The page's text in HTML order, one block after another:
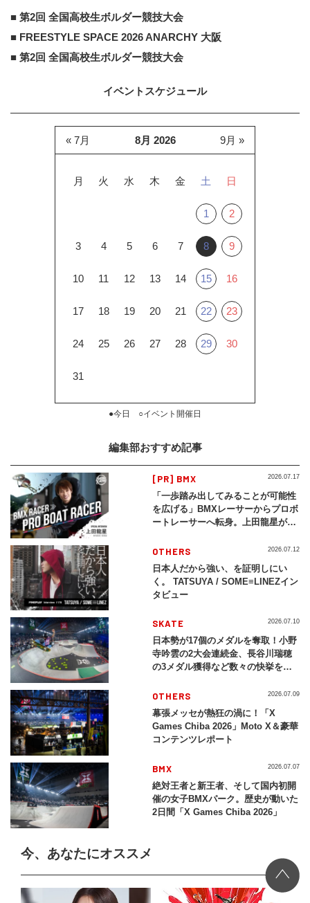
■ 第2回 全国高校生ボルダー競技大会
■ FREESTYLE SPACE 2026 ANARCHY 大阪
■ 第2回 全国高校生ボルダー競技大会
イベントスケジュール
8月 2026
月 火 水 木 金 土 日
1 2
3 4 5 6 7 8 9
10 11 12 13 14 15 16
17 18 19 20 21 22 23
24 25 26 27 28 29 30
31
« 7月 9月 »
●今日 ○イベント開催日
編集部おすすめ記事
[PR] BMX
「一歩踏み出してみることが可能性
を広げる」BMXレーサーからプロボ
ートレーサーへ転身。上田龍星が体
2026.07.17
OTHERS
日本人だから強い、を証明しにい
く。 TATSUYA / SOME≡LINEZイン
タビュー
2026.07.12
SKATE
日本勢が17個のメダルを奪取！小野
寺吟雲の2大会連続金、長谷川瑞穂
の3メダル獲得など数々の快挙をプ
2026」
2026.07.10
OTHERS
幕張メッセが熱狂の渦に！「X
Games Chiba 2026」Moto X＆豪華
コンテンツレポート
2026.07.09
BMX
絶対王者と新王者、そして国内初開
催の女子BMXパーク。歴史が動いた
2日間「X Games Chiba 2026」
2026.07.07
今、あなたにオススメ